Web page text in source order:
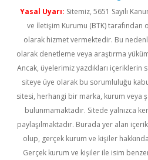
Yasal Uyarı: Sitemiz, 5651 Sayılı
ve İletişim Kurumu (BTK) tarafından
olarak hizmet vermektedir. Bu
olarak denetleme veya araştırma
Ancak, üyelerimiz yazdıkları içeriklerin
siteye üye olarak bu sorumluluğu
sitesi, herhangi bir marka, kurum veya
bulunmamaktadır. Sitede yalnızca
paylaşılmaktadır. Burada yer alan
olup, gerçek kurum ve kişiler
Gerçek kurum ve kişiler ile isim